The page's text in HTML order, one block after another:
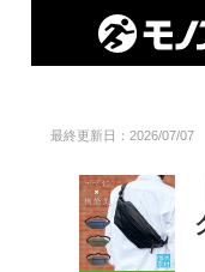
最終更新日：2026/07/07